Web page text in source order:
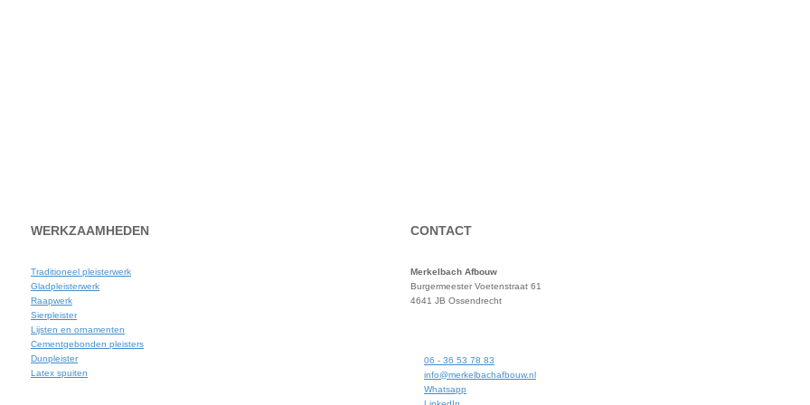
WERKZAAMHEDEN
Traditioneel pleisterwerk
Gladpleisterwerk
Raapwerk
Sierpleister
Lijsten en ornamenten
Cementgebonden pleisters
Dunpleister
Latex spuiten
CONTACT
Merkelbach Afbouw
Burgermeester Voetenstraat 61
4641 JB Ossendrecht
06 - 36 53 78 83
info@merkelbachafbouw.nl
Whatsapp